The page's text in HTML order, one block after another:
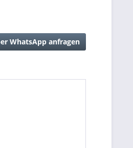
WhatsApp anfragen